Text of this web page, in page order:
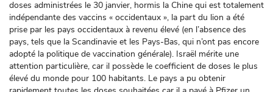
doses administrées le 30 janvier, hormis la Chine qui est totalement
indépendante des vaccins « occidentaux », la part du lion a été
prise par les pays occidentaux à revenu élevé (en l’absence des
pays, tels que la Scandinavie et les Pays-Bas, qui n’ont pas encore
adopté la politique de vaccination générale). Israël mérite une
attention particulière, car il possède le coefficient de doses le plus
élevé du monde pour 100 habitants. Le pays a pu obtenir